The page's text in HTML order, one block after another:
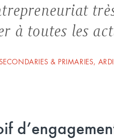
à toutes les
& PRIMARIES,